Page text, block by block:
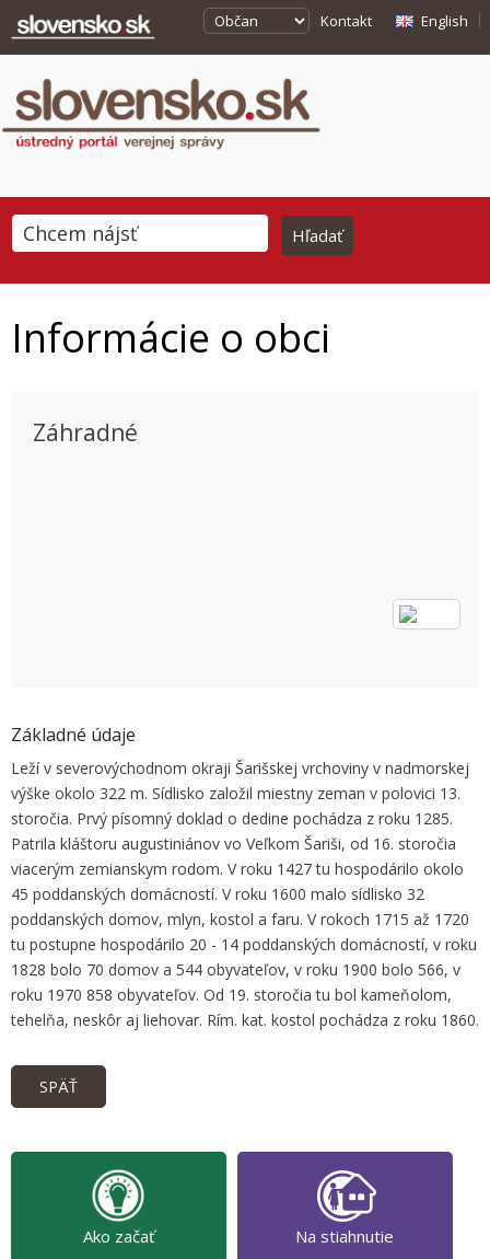
Kontakt English
Informácie o obci
Záhradné
Základné údaje
Leží v severovýchodnom okraji Šarišskej vrchoviny v nadmorskej
výške okolo 322 m. Sídlisko založil miestny zeman v polovici 13.
storočia. Prvý písomný doklad o dedine pochádza z roku 1285.
Patrila kláštoru augustiniánov vo Veľkom Šariši, od 16. storočia
viacerým zemianskym rodom. V roku 1427 tu hospodárilo okolo
45 poddanských domácností. V roku 1600 malo sídlisko 32
poddanských domov, mlyn, kostol a faru. V rokoch 1715 až 1720
tu postupne hospodárilo 20 - 14 poddanských domácností, v roku
1828 bolo 70 domov a 544 obyvateľov, v roku 1900 bolo 566, v
roku 1970 858 obyvateľov. Od 19. storočia tu bol kameňolom,
tehelňa, neskôr aj liehovar. Rím. kat. kostol pochádza z roku 1860.
SPÄŤ
Ako začať Na stiahnutie